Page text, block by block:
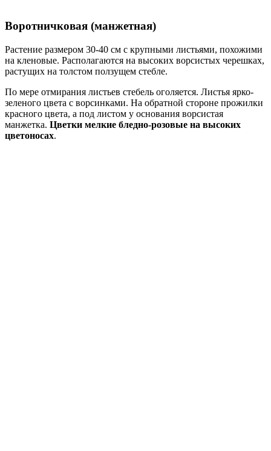
Воротничковая (манжетная)
Растение размером 30-40 см с крупными листьями, похожими
на кленовые. Располагаются на высоких ворсистых черешках,
растущих на толстом ползущем стебле.
По мере отмирания листьев стебель оголяется. Листья ярко-
зеленого цвета с ворсинками. На обратной стороне прожилки
красного цвета, а под листом у основания ворсистая
манжетка. Цветки мелкие бледно-розовые на высоких
цветоносах.